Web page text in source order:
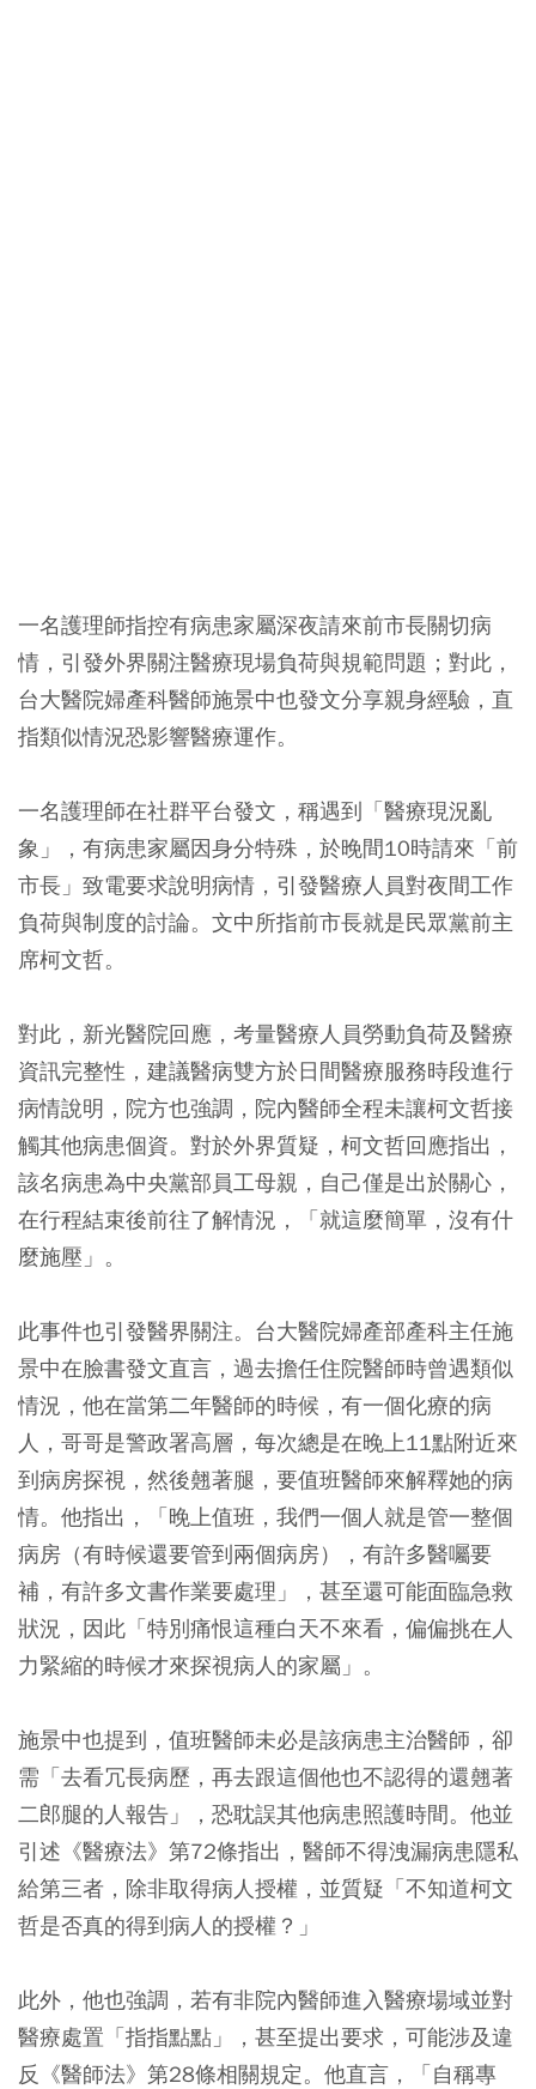
一名護理師指控有病患家屬深夜請來前市長關切病
情，引發外界關注醫療現場負荷與規範問題；對此，
台大醫院婦產科醫師施景中也發文分享親身經驗，直
指類似情況恐影響醫療運作。
一名護理師在社群平台發文，稱遇到「醫療現況亂
象」，有病患家屬因身分特殊，於晚間10時請來「前
市長」致電要求說明病情，引發醫療人員對夜間工作
負荷與制度的討論。文中所指前市長就是民眾黨前主
席柯文哲。
對此，新光醫院回應，考量醫療人員勞動負荷及醫療
資訊完整性，建議醫病雙方於日間醫療服務時段進行
病情說明，院方也強調，院內醫師全程未讓柯文哲接
觸其他病患個資。對於外界質疑，柯文哲回應指出，
該名病患為中央黨部員工母親，自己僅是出於關心，
在行程結束後前往了解情況，「就這麼簡單，沒有什
麼施壓」。
此事件也引發醫界關注。台大醫院婦產部產科主任施
景中在臉書發文直言，過去擔任住院醫師時曾遇類似
情況，他在當第二年醫師的時候，有一個化療的病
人，哥哥是警政署高層，每次總是在晚上11點附近來
到病房探視，然後翹著腿，要值班醫師來解釋她的病
情。他指出，「晚上值班，我們一個人就是管一整個
病房（有時候還要管到兩個病房），有許多醫囑要
補，有許多文書作業要處理」，甚至還可能面臨急救
狀況，因此「特別痛恨這種白天不來看，偏偏挑在人
力緊縮的時候才來探視病人的家屬」。
施景中也提到，值班醫師未必是該病患主治醫師，卻
需「去看冗長病歷，再去跟這個他也不認得的還翹著
二郎腿的人報告」，恐耽誤其他病患照護時間。他並
引述《醫療法》第72條指出，醫師不得洩漏病患隱私
給第三者，除非取得病人授權，並質疑「不知道柯文
哲是否真的得到病人的授權？」
此外，他也強調，若有非院內醫師進入醫療場域並對
醫療處置「指指點點」，甚至提出要求，可能涉及違
反《醫師法》第28條相關規定。他直言，「自稱專